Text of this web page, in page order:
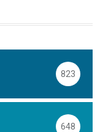
823
648